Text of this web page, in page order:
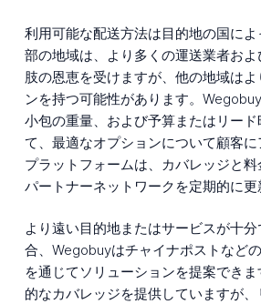
利用可能な配送方法は目的地の国に
部の地域は、より多くの運送業者お
肢の恩恵を受けますが、他の地域は
ンを持つ可能性があります。
小包の重量、および予算またはリー
て、最適なオプションについて顧客に
プラットフォームは、カバレッジと
パートナーネットワークを定期的に更
より遠い目的地またはサービスが十
合、Wegobuyはチャイナポストなど
を通じてソリューションを提案でき
的なカバレッジを提供していますが